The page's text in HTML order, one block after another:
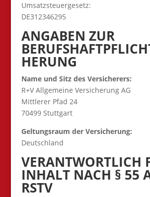
Umsatzsteuergesetz:
DE312346295
ANGABEN ZUR
HERUNG
Name und Sitz des Versicherers:
R+V Allgemeine Versicherung AG
Mittlerer Pfad 24
70499 Stuttgart
Geltungsraum der Versicherung:
Deutschland
VERANTWORTLICH
INHALT NACH § 55
RSTV